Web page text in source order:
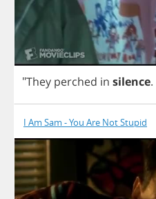
"They perched in silence.
I Am Sam - You Are Not Stupid